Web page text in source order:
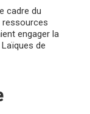
cadre du
ressources
engager la
de